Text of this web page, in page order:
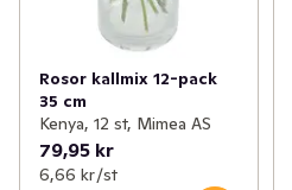
Rosor kallmix 12-pack
35 cm
Kenya, 12 st, Mimea AS
79,95 kr
6,66 kr /st